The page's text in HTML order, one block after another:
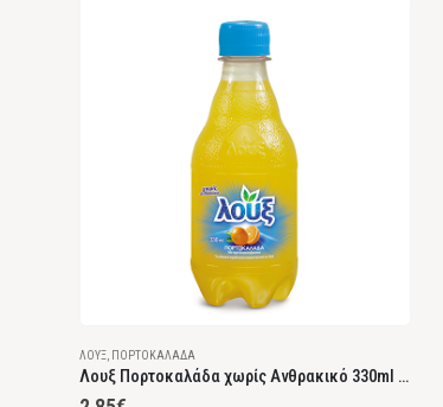
ΛΟΎΞ ΠΟΡΤΟΚΑΛΆΔΑ
Λουξ Πορτοκαλάδα χωρίς Ανθρακικό 330ml (5+1τεμ)